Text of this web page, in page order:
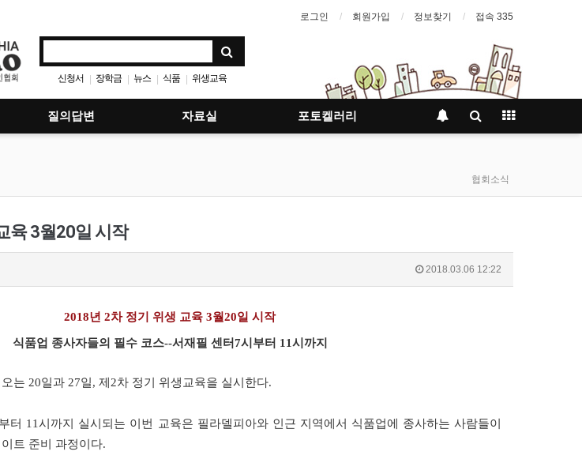
로그인 회원가입 정보찾기 접속 335
신청서 | 장학금 | 뉴스 | 식품 | 위생교육
질의답변 자료실 포토켈러리
협회소식
육 3월20일 시작
2018.03.06 12:22
2018년 2차 정기 위생 교육 3월20일 시작
식품업 종사자들의 필수 코스--서재필 센터7시부터 11시까지
오는 20일과 27일, 제 2차 정기 위생교육을 실시한다.
터 11시까지 실시되는 이번 교육은 필라델피아와 인근 지역에서 식품업에 종사하는 사람들이
트 준비 과정이다.